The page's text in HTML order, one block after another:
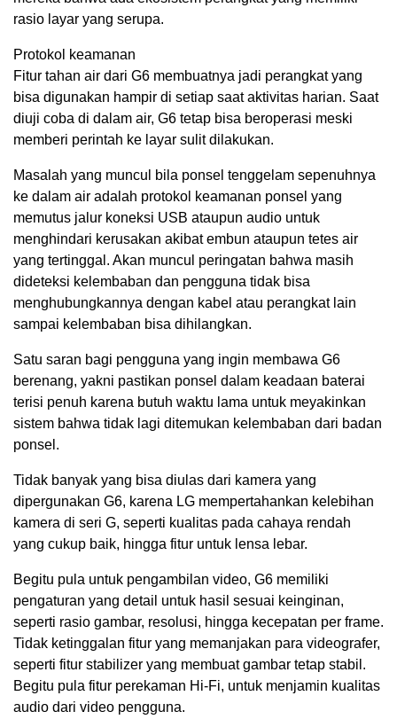
rasio layar yang serupa.
Protokol keamanan
Fitur tahan air dari G6 membuatnya jadi perangkat yang
bisa digunakan hampir di setiap saat aktivitas harian. Saat
diuji coba di dalam air, G6 tetap bisa beroperasi meski
memberi perintah ke layar sulit dilakukan.
Masalah yang muncul bila ponsel tenggelam sepenuhnya
ke dalam air adalah protokol keamanan ponsel yang
memutus jalur koneksi USB ataupun audio untuk
menghindari kerusakan akibat embun ataupun tetes air
yang tertinggal. Akan muncul peringatan bahwa masih
dideteksi kelembaban dan pengguna tidak bisa
menghubungkannya dengan kabel atau perangkat lain
sampai kelembaban bisa dihilangkan.
Satu saran bagi pengguna yang ingin membawa G6
berenang, yakni pastikan ponsel dalam keadaan baterai
terisi penuh karena butuh waktu lama untuk meyakinkan
sistem bahwa tidak lagi ditemukan kelembaban dari badan
ponsel.
Tidak banyak yang bisa diulas dari kamera yang
dipergunakan G6, karena LG mempertahankan kelebihan
kamera di seri G, seperti kualitas pada cahaya rendah
yang cukup baik, hingga fitur untuk lensa lebar.
Begitu pula untuk pengambilan video, G6 memiliki
pengaturan yang detail untuk hasil sesuai keinginan,
seperti rasio gambar, resolusi, hingga kecepatan per frame.
Tidak ketinggalan fitur yang memanjakan para videografer,
seperti fitur stabilizer yang membuat gambar tetap stabil.
Begitu pula fitur perekaman Hi-Fi, untuk menjamin kualitas
audio dari video pengguna.